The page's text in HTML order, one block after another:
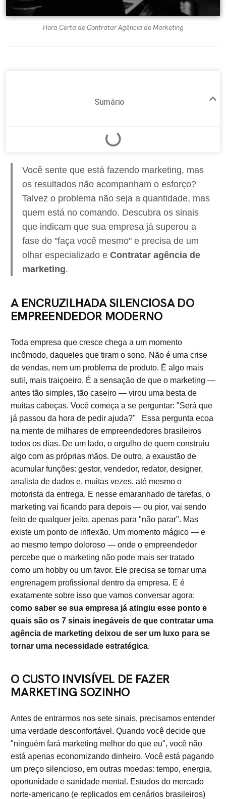
Hora Certa de Contratar Agência de Marketing
Sumário
Você sente que está fazendo marketing, mas
os resultados não acompanham o esforço?
Talvez o problema não seja a quantidade, mas
quem está no comando. Descubra os sinais
que indicam que sua empresa já superou a
fase do "faça você mesmo" e precisa de um
olhar especializado eContratar agência de
marketing.
A ENCRUZILHADA SILENCIOSA DO
EMPREENDEDOR MODERNO
Toda empresa que cresce chega a um momento
incômodo, daqueles que tiram o sono. Não é uma crise
de vendas, nem um problema de produto. É algo mais
sutil, mais traiçoeiro. É a sensação de que o marketing —
antes tão simples, tão caseiro — virou uma besta de
muitas cabeças. Você começa a se perguntar: "Será que
já passou da hora de pedir ajuda?" Essa pergunta ecoa
na mente de milhares de empreendedores brasileiros
todos os dias. De um lado, o orgulho de quem construiu
algo com as próprias mãos. De outro, a exaustão de
acumular funções: gestor, vendedor, redator, designer,
analista de dados e, muitas vezes, até mesmo o
motorista da entrega. E nesse emaranhado de tarefas, o
marketing vai ficando para depois — ou pior, vai sendo
feito de qualquer jeito, apenas para "não parar". Mas
existe um ponto de inflexão. Um momento mágico — e
ao mesmo tempo doloroso — onde o empreendedor
percebe que o marketing não pode mais ser tratado
como um hobby ou um favor. Ele precisa se tornar uma
engrenagem profissional dentro da empresa. E é
exatamente sobre isso que vamos conversar agora:
como saber se sua empresa já atingiu esse ponto e
quais são os 7 sinais inegáveis de que contratar uma
agência de marketing deixou de ser um luxo para se
tornar uma necessidade estratégica.
O CUSTO INVISÍVEL DE FAZER
MARKETING SOZINHO
Antes de entrarmos nos sete sinais, precisamos entender
uma verdade desconfortável. Quando você decide que
"ninguém fará marketing melhor do que eu", você não
está apenas economizando dinheiro. Você está pagando
um preço silencioso, em outras moedas: tempo, energia,
oportunidade e sanidade mental. Estudos do mercado
norte-americano (e replicados em cenários brasileiros)